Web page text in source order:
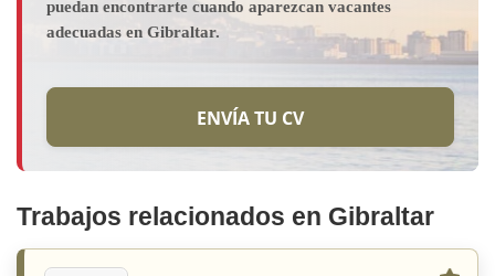
puedan encontrarte cuando aparezcan vacantes
adecuadas en Gibraltar.
ENVÍA TU CV
Trabajos relacionados en Gibraltar